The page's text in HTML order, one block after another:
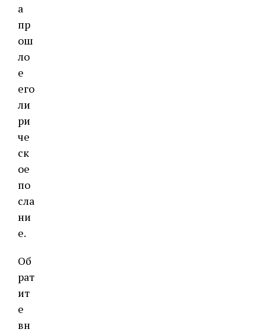
а
пр
ош
ло
е
его
ли
ри
че
ск
ое
по
сла
ни
е.
Об
рат
ит
е
вн